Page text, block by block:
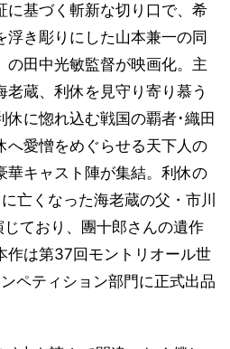
に基づく斬新な切り口で、希
き彫りにした山本兼一の同
の田中光敏監督が映画化。主
老蔵、利休を見守り寄り慕う
に惚れ込む戦国の覇者･織田
へ愛憎をめぐらせる天下人の
華キャスト陣が集結。利休の
亡くなった海老蔵の父・市川
ており、團十郎さんの遺作
作は第37回モントリオール世
ペティション部門に正式出品